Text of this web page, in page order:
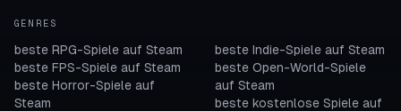
GENRES
beste RPG-Spiele auf Steam
beste FPS-Spiele auf Steam
beste Horror-Spiele auf
Steam
beste Indie-Spiele auf Steam
beste Open-World-Spiele
auf Steam
beste kostenlose Spiele auf